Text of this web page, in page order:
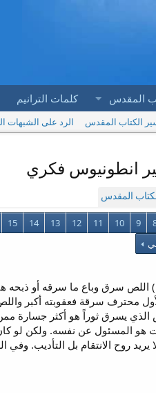
المقدس كلمات الترانيم
الكتاب المقدس الرد على الشبهات
المقدس
9
10
11
12
13
14
15
صاحبه يستفيد بأجرته [2] اللص الذي يسرق
يريد روح الانتقام بل التأديب.